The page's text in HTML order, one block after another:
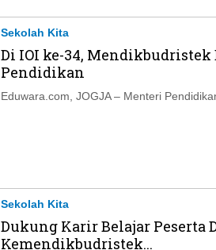
Sekolah Kita
Di IOI ke-34,
Pendidikan
Eduwara.com, JOGJA – Menteri
Sekolah Kita
Dukung Karir Belajar Peserta
Kemendikbudristek...